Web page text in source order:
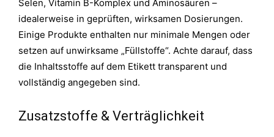
Selen, Vitamin B-Komplex und Aminosäuren –
idealerweise in geprüften, wirksamen Dosierungen.
Einige Produkte enthalten nur minimale Mengen oder
setzen auf unwirksame „Füllstoffe“. Achte darauf, dass
die Inhaltsstoffe auf dem Etikett transparent und
vollständig angegeben sind.
Zusatzstoffe & Verträglichkeit